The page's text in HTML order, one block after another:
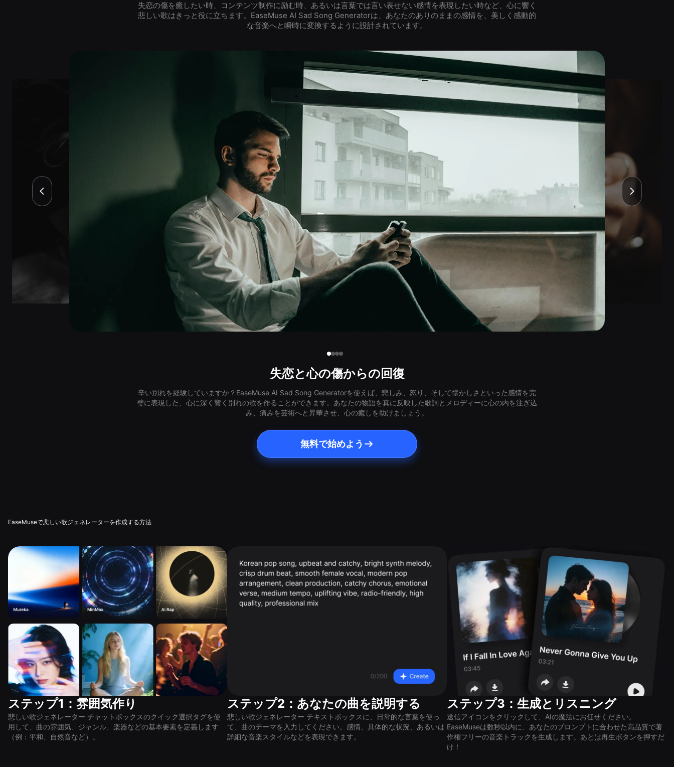
失恋の傷を癒したい時、コンテンツ制作に励む時、あるいは言葉では言い表せない感情を表現したい時など、心に響く
悲しい歌はきっと役に立ちます。EaseMuse AI Sad Song Generatorは、あなたのありのままの感情を、美しく感動的
な音楽へと瞬時に変換するように設計されています。
失恋と心の傷からの回復
辛い別れを経験していますか？EaseMuse AI Sad Song Generatorを使えば、悲しみ、怒り、そして懐かしさといった感情を完
璧に表現した、心に深く響く別れの歌を作ることができます。あなたの物語を真に反映した歌詞とメロディーに心の内を注ぎ込
み、痛みを芸術へと昇華させ、心の癒しを助けましょう。
無料で始めよう
EaseMuseで悲しい歌ジェネレーターを作成する方法
ステップ1：雰囲気作り
悲しい歌ジェネレーター チャットボックスのクイック選択タグを使
用して、曲の雰囲気、ジャンル、楽器などの基本要素を定義します
（例：平和、自然音など）。
ステップ2：あなたの曲を説明する
悲しい歌ジェネレーター テキストボックスに、日常的な言葉を使っ
て、曲のテーマを入力してください。感情、具体的な状況、あるいは
詳細な音楽スタイルなどを表現できます。
ステップ3：生成とリスニング
送信アイコンをクリックして、AIの魔法にお任せください。
EaseMuseは数秒以内に、あなたのプロンプトに合わせた高品質で著
作権フリーの音楽トラックを生成します。あとは再生ボタンを押すだ
け！